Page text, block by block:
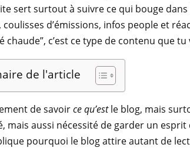
sert surtout à suivre ce qui bouge dans
d’émissions, infos people et
c’est ce type de contenu que tu
de l'article
de savoirce qu’estle blog, mais
aussi nécessité de garder un
pourquoi le blog attire autant de